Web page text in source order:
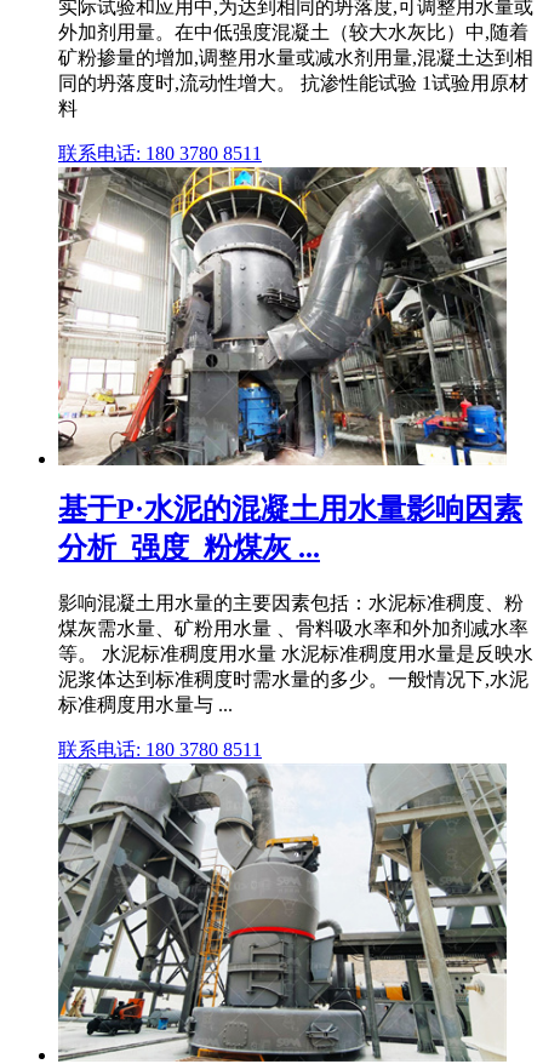
实际试验和应用中,为达到相同的坍落度,可调整用水量或
外加剂用量。在中低强度混凝土（较大水灰比）中,随着
矿粉掺量的增加,调整用水量或减水剂用量,混凝土达到相
同的坍落度时,流动性增大。 抗渗性能试验 1试验用原材
料
联系电话: 180 3780 8511
基于P·水泥的混凝土用水量影响因素
分析_强度_粉煤灰 ...
影响混凝土用水量的主要因素包括：水泥标准稠度、粉
煤灰需水量、矿粉用水量 、骨料吸水率和外加剂减水率
等。 水泥标准稠度用水量 水泥标准稠度用水量是反映水
泥浆体达到标准稠度时需水量的多少。一般情况下,水泥
标准稠度用水量与 ...
联系电话: 180 3780 8511